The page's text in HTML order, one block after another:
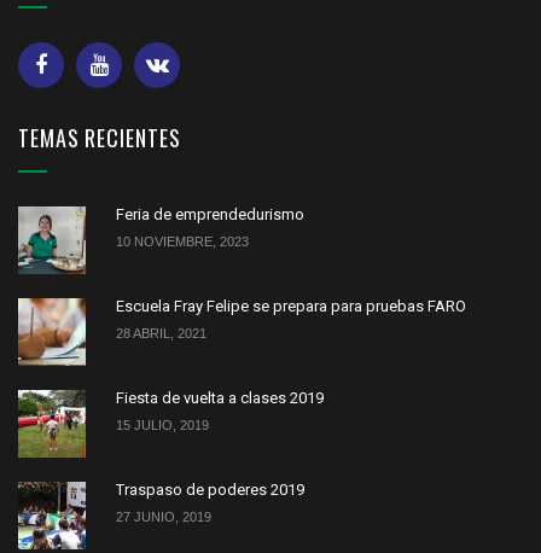
TEMAS RECIENTES
Feria de emprendedurismo
10 NOVIEMBRE, 2023
Escuela Fray Felipe se prepara para pruebas FARO
28 ABRIL, 2021
Fiesta de vuelta a clases 2019
15 JULIO, 2019
Traspaso de poderes 2019
27 JUNIO, 2019